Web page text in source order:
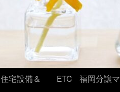
住宅設備＆
ETC
福岡分譲